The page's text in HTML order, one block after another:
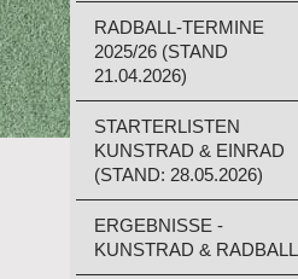
RADBALL-TERMINE
2025/26 (STAND
21.04.2026)
STARTERLISTEN
KUNSTRAD & EINRAD
(STAND: 28.05.2026)
ERGEBNISSE -
KUNSTRAD & RADBALL